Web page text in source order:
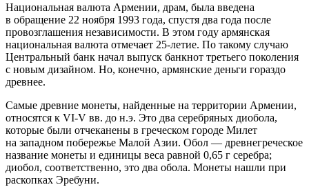
Национальная валюта Армении, драм, была введена
в обращение 22 ноября 1993 года, спустя два года после
провозглашения независимости. В этом году армянская
национальная валюта отмечает 25-летие. По такому случаю
Центральный банк начал выпуск банкнот третьего поколения
с новым дизайном. Но, конечно, армянские деньги гораздо
древнее.
Самые древние монеты, найденные на территории Армении,
относятся к VI-V вв. до н.э. Это два серебряных диобола,
которые были отчеканены в греческом городе Милет
на западном побережье Малой Азии. Обол — древнегреческое
название монеты и единицы веса равной 0,65 г серебра;
диобол, соответственно, это два обола. Монеты нашли при
раскопках Эребуни.